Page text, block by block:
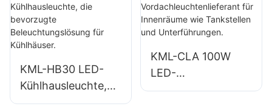
und große
Schilderbeleuchtun
g
und große
Werbeschilder
KML-HB30 LED-
Kühlhausleuchte,
die bevorzugte
KML-CLA 100W
LED-
Vordachleuchtenlie